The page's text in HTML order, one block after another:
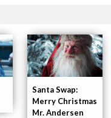
Santa Swap:
Merry Christmas
Mr. Andersen